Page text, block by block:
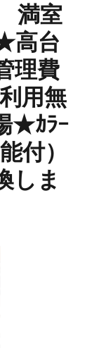
満室
高台
理費
用無
★ｶﾗｰ
付）
しま